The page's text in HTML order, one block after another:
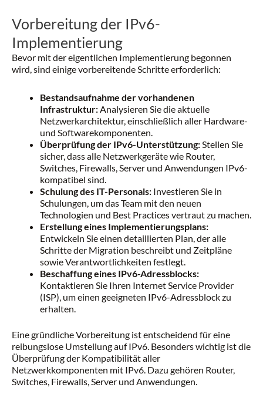
Vorbereitung der IPv6-
Implementierung
Bevor mit der eigentlichen Implementierung begonnen
wird, sind einige vorbereitende Schritte erforderlich:
Bestandsaufnahme der vorhandenen
Infrastruktur:Analysieren Sie die aktuelle
Netzwerkarchitektur, einschließlich aller Hardware-
und Softwarekomponenten.
Überprüfung der IPv6-Unterstützung:Stellen Sie
sicher, dass alle Netzwerkgeräte wie Router,
Switches, Firewalls, Server und Anwendungen IPv6-
kompatibel sind.
Schulung des IT-Personals: Investieren Sie in
Schulungen, um das Team mit den neuen
Technologien und Best Practices vertraut zu machen.
Erstellung eines Implementierungsplans:
Entwickeln Sie einen detaillierten Plan, der alle
Schritte der Migration beschreibt und Zeitpläne
sowie Verantwortlichkeiten festlegt.
Beschaffung eines IPv6-Adressblocks:
Kontaktieren Sie Ihren Internet Service Provider
(ISP), um einen geeigneten IPv6-Adressblock zu
erhalten.
Eine gründliche Vorbereitung ist entscheidend für eine
reibungslose Umstellung auf IPv6. Besonders wichtig ist die
Überprüfung der Kompatibilität aller
Netzwerkkomponenten mit IPv6. Dazu gehören Router,
Switches, Firewalls, Server und Anwendungen.